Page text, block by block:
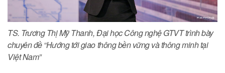
TS. Trương Thị Mỹ Thanh, Đại học Công nghệ GTVT trình bày
chuyên đề “Hướng tới giao thông bền vững và thông minh tại
Việt Nam”